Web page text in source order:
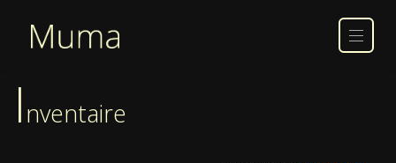
Inventaire